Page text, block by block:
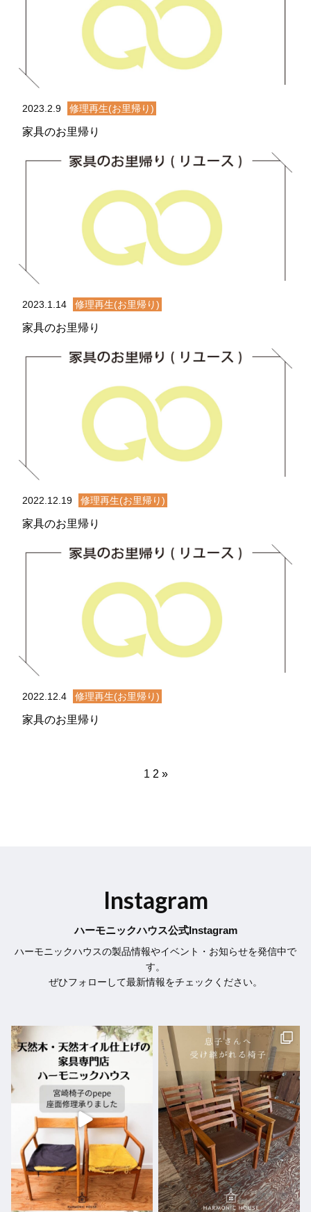
2023.2.9 修理再生(お里帰り)
家具のお里帰り
2023.1.14 修理再生(お里帰り)
家具のお里帰り
2022.12.19 修理再生(お里帰り)
家具のお里帰り
2022.12.4 修理再生(お里帰り)
家具のお里帰り
1 2 »
Instagram
ハーモニックハウス公式Instagram
ハーモニックハウスの製品情報やイベント・お知らせを発信中で
す。
ぜひフォローして最新情報をチェックください。